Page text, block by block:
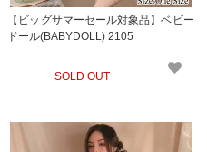
【ビッグサマーセール対象品】ベビー
ドール(BABYDOLL) 2105
SOLD OUT